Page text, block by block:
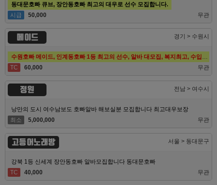
동대문호빠 큐브, 장안동호빠 최고의 대우로 선수 모집합니다.
시급
50,000 무관
메이드 경기 > 수원시
TC
60,000 무관
정원 전남 > 여수시
낭만의 도시 여수남보도 호빠알바 해보실분 모집합니다 최고대우보장
최소
5,000,000 무관
고등어노래방 서울 > 동대문구
강북 1등 신세계 장안동호빠 알바모집합니다 동대문호빠
TC
40,000 무관